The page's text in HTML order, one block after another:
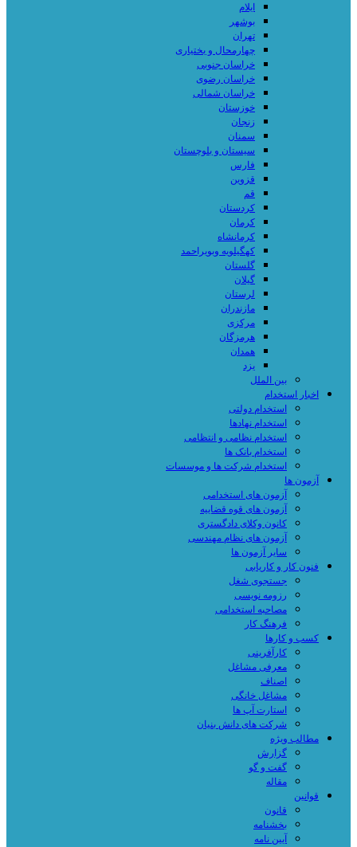
ایلام
بوشهر
تهران
چهارمحال و بختیاری
خراسان جنوبی
خراسان رضوی
خراسان شمالی
خوزستان
زنجان
سمنان
سیستان و بلوچستان
فارس
قزوین
قم
کردستان
کرمان
کرمانشاه
کهگیلویه وبویراحمد
گلستان
گیلان
لرستان
مازندران
مرکزی
هرمزگان
همدان
یزد
بین الملل
اخبار استخدام
استخدام دولتی
استخدام نهادها
استخدام نظامی و انتظامی
استخدام بانک ها
استخدام شرکت ها و موسسات
آزمون ها
آزمون های استخدامی
آزمون های قوه قضاییه
کانون وکلای دادگستری
آزمون های نظام مهندسی
سایر آزمون ها
فنون کار و کاریابی
جستجوی شغل
رزومه نویسی
مصاحبه استخدامی
فرهنگ کار
کسب و کارها
کارآفرینی
معرفی مشاغل
اصناف
مشاغل خانگی
استارت آپ ها
شرکت های دانش بنیان
مطالب ویژه
گزارش
گفت و گو
مقاله
قوانین
قانون
بخشنامه
آیین نامه